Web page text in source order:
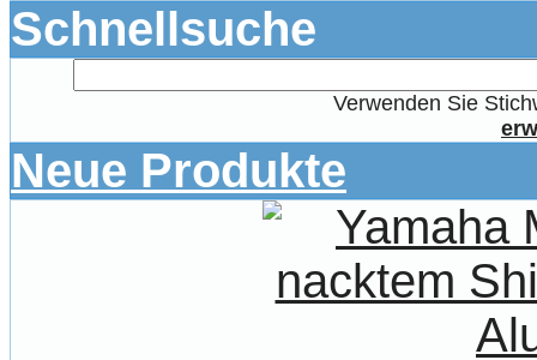
Schnellsuche
Verwenden Sie
Neue Produkte